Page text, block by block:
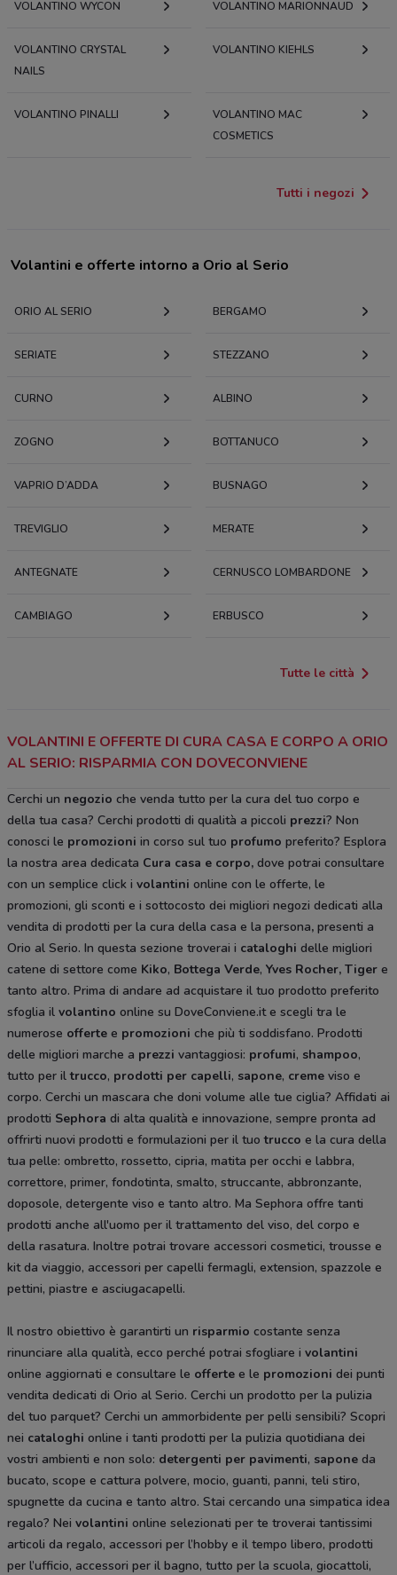
VOLANTINO WYCON VOLANTINO MARIONNAUD
VOLANTINO CRYSTAL
NAILS
VOLANTINO KIEHLS
VOLANTINO PINALLI
VOLANTINO MAC
COSMETICS
Tutti i negozi
Volantini e offerte intorno a Orio al Serio
ORIO AL SERIO BERGAMO
SERIATE STEZZANO
CURNO ALBINO
ZOGNO BOTTANUCO
VAPRIO D’ADDA BUSNAGO
TREVIGLIO MERATE
ANTEGNATE CERNUSCO LOMBARDONE
CAMBIAGO ERBUSCO
Tutte le città
VOLANTINI E OFFERTE DI CURA CASA E CORPO A ORIO
AL SERIO: RISPARMIA CON DOVECONVIENE
Cerchi un negozio che venda tutto per la cura del tuo corpo e
della tua casa? Cerchi prodotti di qualità a piccoli prezzi? Non
conosci le promozioni in corso sul tuo profumo preferito? Esplora
la nostra area dedicata Cura casa e corpo, dove potrai consultare
con un semplice click i volantini online con le offerte, le
promozioni, gli sconti e i sottocosto dei migliori negozi dedicati alla
vendita di prodotti per la cura della casa e la persona, presenti a
Orio al Serio. In questa sezione troverai i cataloghi delle migliori
catene di settore come Kiko, Bottega Verde, Yves Rocher, Tiger e
tanto altro. Prima di andare ad acquistare il tuo prodotto preferito
sfoglia il volantino online su DoveConviene.it e scegli tra le
numerose offerte e promozioni che più ti soddisfano. Prodotti
delle migliori marche a prezzi vantaggiosi: profumi, shampoo,
tutto per iltrucco, prodotti per capelli, sapone, creme viso e
corpo. Cerchi un mascara che doni volume alle tue ciglia? Affidati ai
prodotti Sephora di alta qualità e innovazione, sempre pronta ad
offrirti nuovi prodotti e formulazioni per il tuotrucco e la cura della
tua pelle: ombretto, rossetto, cipria, matita per occhi e labbra,
correttore, primer, fondotinta, smalto, struccante, abbronzante,
doposole, detergente viso e tanto altro. Ma Sephora offre tanti
prodotti anche all'uomo per il trattamento del viso, del corpo e
della rasatura. Inoltre potrai trovare accessori cosmetici, trousse e
kit da viaggio, accessori per capelli fermagli, extension, spazzole e
pettini, piastre e asciugacapelli.
Il nostro obiettivo è garantirti un risparmio costante senza
rinunciare alla qualità, ecco perché potrai sfogliare i volantini
online aggiornati e consultare le offerte e le promozioni dei punti
vendita dedicati di Orio al Serio. Cerchi un prodotto per la pulizia
del tuo parquet? Cerchi un ammorbidente per pelli sensibili? Scopri
nei cataloghi online i tanti prodotti per la pulizia quotidiana dei
vostri ambienti e non solo: detergenti per pavimenti, sapone da
bucato, scope e cattura polvere, mocio, guanti, panni, teli stiro,
spugnette da cucina e tanto altro. Stai cercando una simpatica idea
regalo? Nei volantini online selezionati per te troverai tantissimi
articoli da regalo, accessori per l’hobby e il tempo libero, prodotti
per l’ufficio, accessori per il bagno, tutto per la scuola, giocattoli,